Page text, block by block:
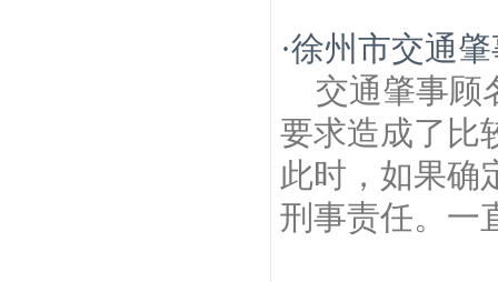
·徐州市交通
交通肇事顾
要求造成了比
此时，如果确
刑事责任。一